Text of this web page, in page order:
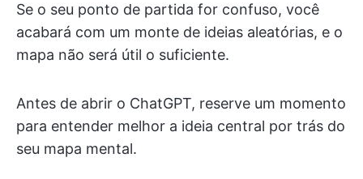
Se o seu ponto de partida for confuso, você
acabará com um monte de ideias aleatórias, e o
mapa não será útil o suficiente.
Antes de abrir o ChatGPT, reserve um momento
para entender melhor a ideia central por trás do
seu mapa mental.